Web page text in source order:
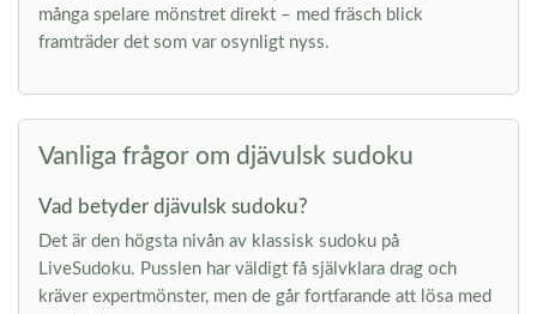
många spelare mönstret direkt – med fräsch blick
framträder det som var osynligt nyss.
Vanliga frågor om djävulsk sudoku
Vad betyder djävulsk sudoku?
Det är den högsta nivån av klassisk sudoku på
LiveSudoku. Pusslen har väldigt få självklara drag och
kräver expertmönster, men de går fortfarande att lösa med